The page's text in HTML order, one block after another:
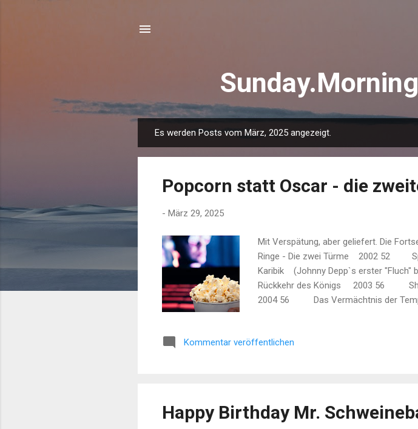
o
Es werden Posts vom März, 2025 angezeigt.
Popcorn statt Oscar - die
- März 29, 2025
Mit Verspätung, aber geliefert. Die
Ringe - Die zwei Türme 2002 52
Karibik (Johnny Depp`s erster
Rückkehr des Königs 2003
2004 56 Das Vermächtnis der
Kommentar veröffentlichen
Happy Birthday Mr.